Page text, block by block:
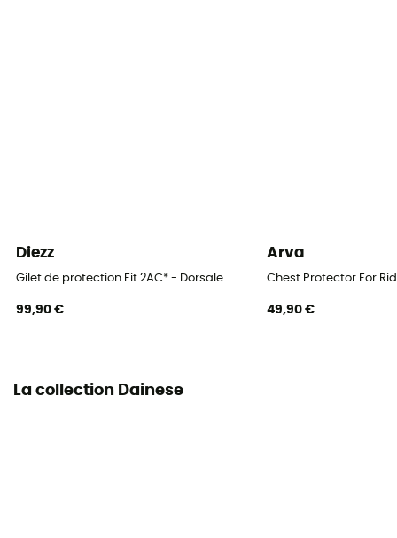
Diezz
Gilet de protection Fit 2AC* - Dorsale
99,90 €
Arva
Chest Protector For
49,90 €
La collection Dainese